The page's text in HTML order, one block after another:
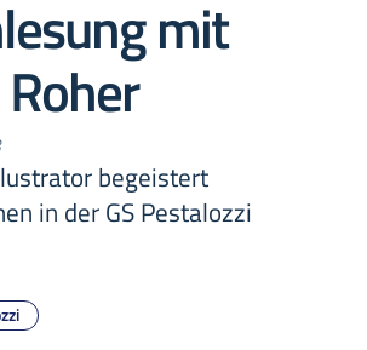
mit
begeistert
in der GS Pestalozzi